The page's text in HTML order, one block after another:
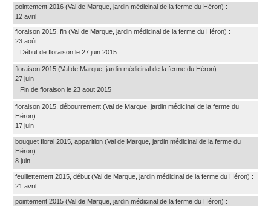
pointement 2016 (Val de Marque, jardin médicinal de la ferme du Héron) :
12 avril
floraison 2015, fin (Val de Marque, jardin médicinal de la ferme du Héron) :
23 août
Début de floraison le 27 juin 2015
floraison 2015 (Val de Marque, jardin médicinal de la ferme du Héron) :
27 juin
Fin de floraison le 23 aout 2015
floraison 2015, débourrement (Val de Marque, jardin médicinal de la ferme du
Héron) :
17 juin
bouquet floral 2015, apparition (Val de Marque, jardin médicinal de la ferme du
Héron) :
8 juin
feuillettement 2015, début (Val de Marque, jardin médicinal de la ferme du Héron) :
21 avril
pointement 2015 (Val de Marque, jardin médicinal de la ferme du Héron) :